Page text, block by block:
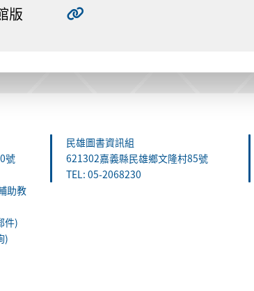
版
號
助教
件)
)
民雄圖書資訊組
621302嘉義縣民雄鄉文隆村85號
TEL: 05-2068230